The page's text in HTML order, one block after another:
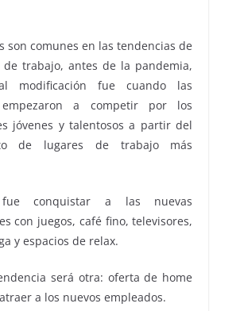
son comunes en las tendencias de
de trabajo, antes de la pandemia,
modificación fue cuando las
empezaron a competir por los
jóvenes y talentosos a partir del
de lugares de trabajo más
conquistar a las nuevas
con juegos, café fino, televisores,
y espacios de relax.
será otra: oferta de home
a los nuevos empleados.